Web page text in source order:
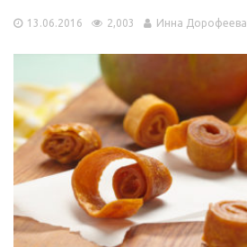
13.06.2016 2,003 Инна Дорофеева